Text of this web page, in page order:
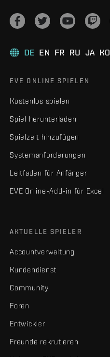
DE EN FR RU JA KO
EVE ONLINE SPIELEN
Kostenlos spielen
Spiel herunterladen
Spielzeit hinzufügen
Systemanforderungen
Leitfaden für Anfänger
EVE Online-Add-in für Excel
AKTUELLE SPIELER
Accountverwaltung
Kundendienst
Community
Foren
Entwickler
Freunde rekrutieren